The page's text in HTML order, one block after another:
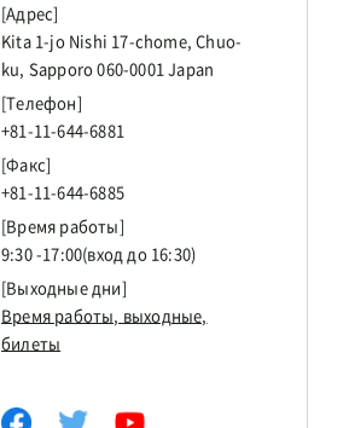
[Адрес]
Kita 1-jo Nishi 17-chome, Chuo-
ku, Sapporo 060-0001 Japan
[Телефон]
+81-11-644-6881
[Факс]
+81-11-644-6885
[Время работы]
9:30 -17:00(вход до 16:30)
[Выходные дни]
Время работы, выходные,
билеты